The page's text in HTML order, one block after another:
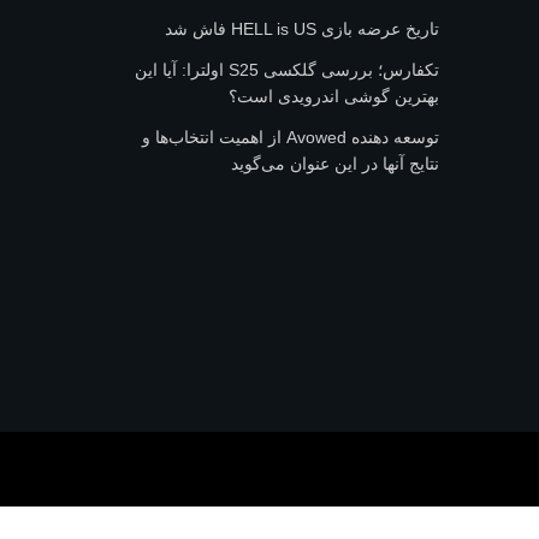
تاریخ عرضه بازی HELL is US فاش شد
تکفارس؛ بررسی گلکسی S25 اولترا: آیا این
بهترین گوشی اندرویدی است؟
توسعه دهنده Avowed از اهمیت انتخاب‌ها و
نتایج آنها در این عنوان می‌گوید